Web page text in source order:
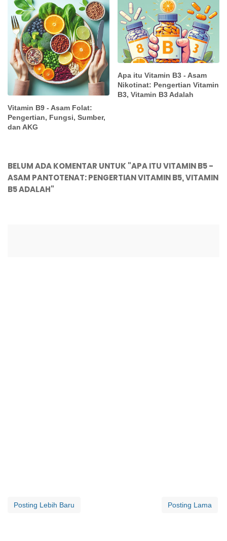
Vitamin B9 - Asam Folat:
Pengertian, Fungsi, Sumber,
dan AKG
Apa itu Vitamin B3 - Asam
Nikotinat: Pengertian Vitamin
B3, Vitamin B3 Adalah
BELUM ADA KOMENTAR UNTUK "APA ITU VITAMIN B5 -
ASAM PANTOTENAT: PENGERTIAN VITAMIN B5, VITAMIN
B5 ADALAH"
Posting Lebih Baru Posting Lama